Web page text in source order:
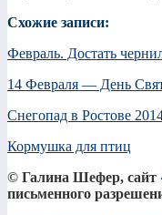
Схожие записи:
Февраль. Достать
14 Февраля — День
Снегопад в Ростове
Кормушка для птиц
© Галина Шефер, сайт
письменного